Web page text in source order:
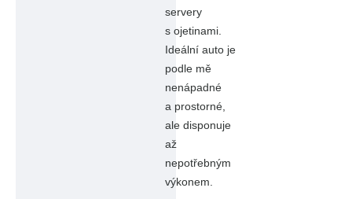
servery
s ojetinami.
Ideální auto je
podle mě
nenápadné
a prostorné,
ale disponuje
až
nepotřebným
výkonem.